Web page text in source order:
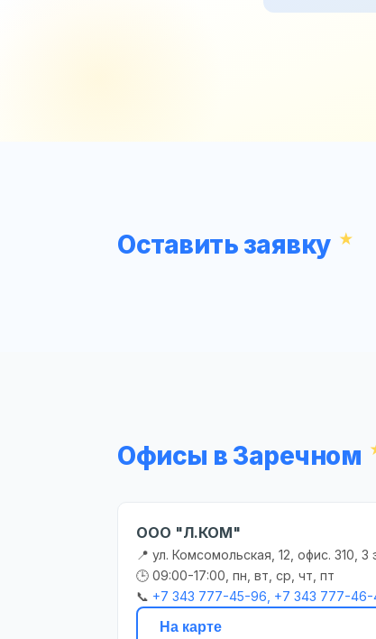
Оставить заявку
Офисы в Заречном
ООО "Л.КОМ"
📍 ул. Комсомольская, 12, офис. 310, 3
🕒 09:00-17:00, пн, вт, ср, чт, пт
📞 +7 343 777-45-96, +7 343 777-46-
На карте